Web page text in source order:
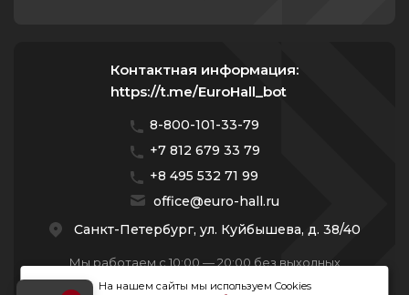
Контактная информация:
https://t.me/EuroHall_bot
8-800-101-33-79
+7 812 679 33 79
+8 495 532 71 99
office@euro-hall.ru
Санкт-Петербург, ул. Куйбышева, д. 38/40
Мы работаем с 10:00 — 20:00 без выходных
На нашем сайты мы используем Cookies